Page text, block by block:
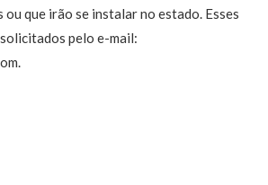
ou que irão se instalar no estado. Esses
pelo e-mail: